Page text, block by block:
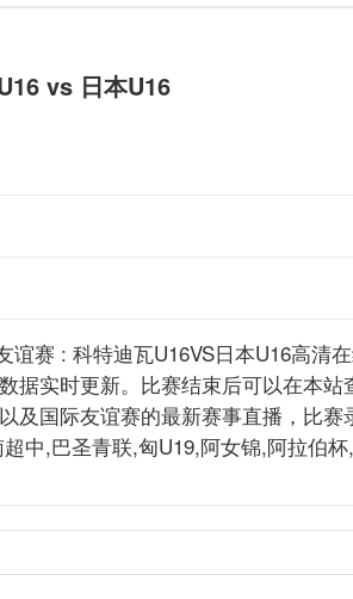
vs 日本U16
谊赛 : 科特迪瓦U16VS日本U16高清
据实时更新。比赛结束后可以在本站
及国际友谊赛的最新赛事直播，比赛
中,巴圣青联,匈U19,阿女锦,阿拉伯